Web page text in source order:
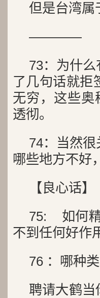
但是台湾属
————
73：为什
了几句话就拒
无穷，这些奥
透彻。
74：当然
哪些地方不好
【良心话】
75: 如何精
不到任何好作
76 ：哪种
聘请大鹤当